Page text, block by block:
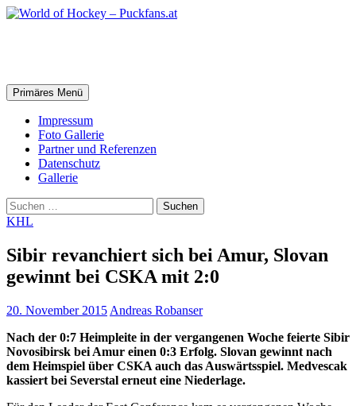
Zum
Suchen
Primäres Menü
Impressum
Foto Gallerie
Partner und Referenzen
Datenschutz
Gallerie
Suchen
nach:
KHL
Sibir revanchiert sich bei Amur, Slovan
gewinnt bei CSKA mit 2:0
20. November 2015 Andreas Robanser
Nach der 0:7 Heimpleite in der vergangenen Woche feierte Sibir
Novosibirsk bei Amur einen 0:3 Erfolg. Slovan gewinnt nach
dem Heimspiel über CSKA auch das Auswärtsspiel. Medvescak
kassiert bei Severstal erneut eine Niederlage.